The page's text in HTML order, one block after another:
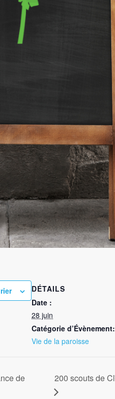
DÉTAILS
Date :
28 juin
Catégorie d’Évènement:
Vie de la paroisse
de
200 scouts de